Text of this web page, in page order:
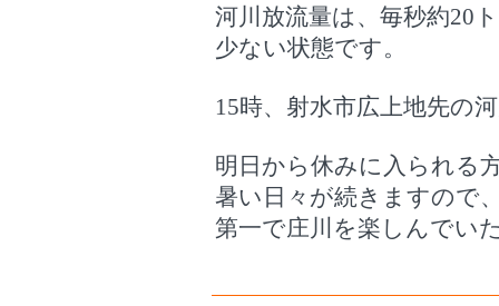
河川放流量は、毎秒約20
少ない状態です。
15時、射水市広上地先の
明日から休みに入られる
暑い日々が続きますので
第一で庄川を楽しんでい